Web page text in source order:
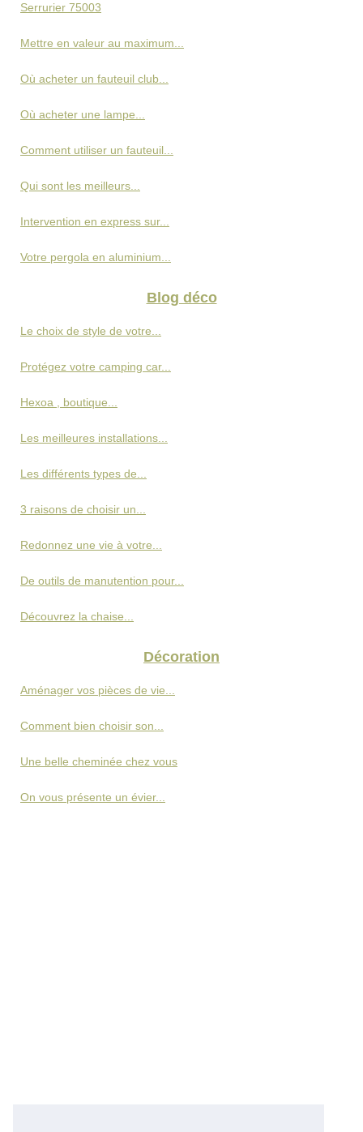
Serrurier 75003
Mettre en valeur au maximum...
Où acheter un fauteuil club...
Où acheter une lampe...
Comment utiliser un fauteuil...
Qui sont les meilleurs...
Intervention en express sur...
Votre pergola en aluminium...
Blog déco
Le choix de style de votre...
Protégez votre camping car...
Hexoa , boutique...
Les meilleures installations...
Les différents types de...
3 raisons de choisir un...
Redonnez une vie à votre...
De outils de manutention pour...
Découvrez la chaise...
Décoration
Aménager vos pièces de vie...
Comment bien choisir son...
Une belle cheminée chez vous
On vous présente un évier...